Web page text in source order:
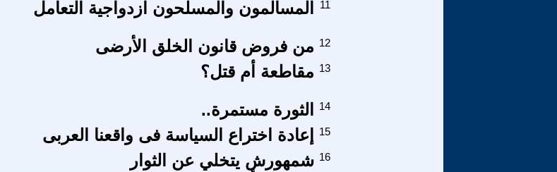
المسالمون والمسلحون ازدواجية التعامل 11
من فروض قانون الخلق الأرضى 12
مقاطعة أم قتل؟ 13
الثورة مستمرة.. 14
إعادة اختراع السياسة فى واقعنا العربى 15
شمهورش يتخلي عن الثوار 16